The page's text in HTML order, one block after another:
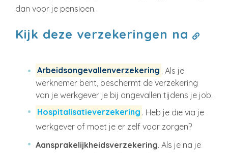
dan voor je pensioen.
Kijk deze verzekeringen na
Arbeidsongevallenverzekering . Als je
werknemer bent, beschermt de verzekering
van je werkgever je bij ongevallen tijdens je job.
Hospitalisatieverzekering . Heb je die via je
werkgever of moet je er zelf voor zorgen?
Aansprakelijkheidsverzekering. Als je na je